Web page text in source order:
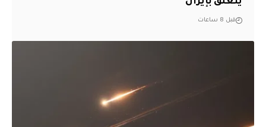
قبل 8 ساعات